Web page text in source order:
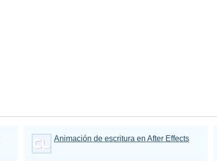
Animación de escritura en After Effects